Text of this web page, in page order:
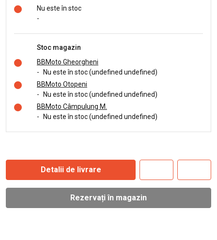
Nu este în stoc
-
Stoc magazin
BBMoto Gheorgheni
-
Nu este în stoc (undefined undefined)
BBMoto Otopeni
-
Nu este în stoc (undefined undefined)
BBMoto Câmpulung M.
-
Nu este în stoc (undefined undefined)
Detalii de livrare
Rezervați în magazin